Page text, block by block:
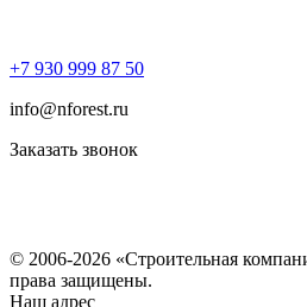
+7 930 999 87 50
info@nforest.ru
Заказать звонок
© 2006-2026 «Строительная
права защищены.
Наш адрес